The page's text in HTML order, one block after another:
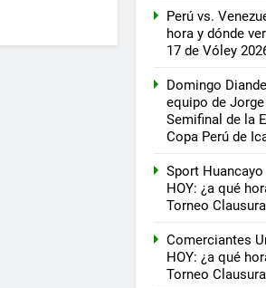
Perú vs.
hora y dónde
17 de Vóley
Domingo
equipo de
Semifinal de la
Copa Perú de
Sport
HOY: ¿a qué
Torneo
Comerciantes
HOY: ¿a qué
Torneo